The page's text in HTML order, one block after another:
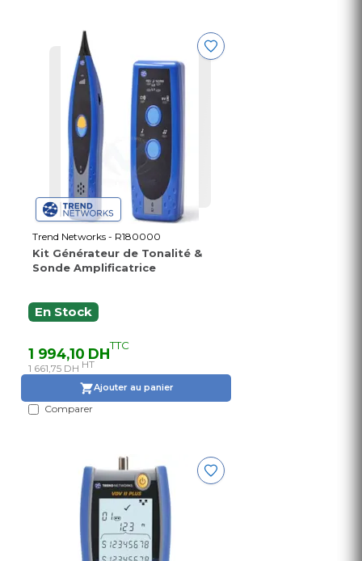
Trend Networks - R180000
Kit Générateur de Tonalité &
Sonde Amplificatrice
En Stock
1 994,10 DHTTC
1 661,75 DH HT
Ajouter au panier
Comparer